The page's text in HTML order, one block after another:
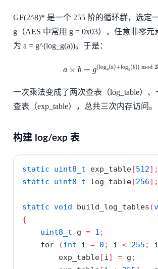
GF(2^8)* 是一个 255 阶的循环群，选定
g（AES 中常用 g = 0x03），任意非零元
为 a = g^(log_g(a))。于是：
( g(a) +logg (b))mod
一次乘法变成了两次查表（log_table）
查表（exp_table），总共三次内存访问。
构建 log/exp 表
static uint8_t exp_table[512];
static
uint8_t log_table[256];
static void build_log_tables (
{
uint8_t g = 1 ;
for
(int i = 0 ; i < 255 ;
        exp_table
[i] = g ;